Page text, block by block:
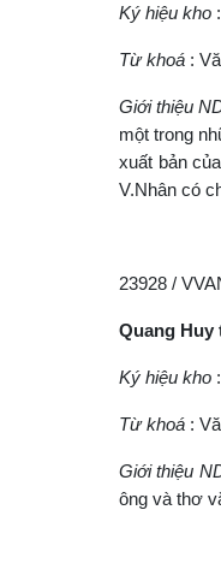
Ký hiệu kho :
Từ khoá :
Giới thiệu
một trong
xuất bản
V.Nhân có
23928 /
Quang Huy
Ký hiệu kho :
Từ khoá :
Giới thiệu
ông và thơ